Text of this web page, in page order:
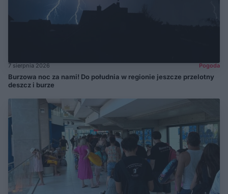
7 sierpnia 2026 Pogoda
Burzowa noc za nami! Do południa w regionie jeszcze przelotny
deszcz i burze